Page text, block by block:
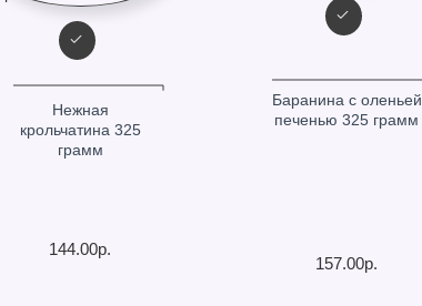
Нежная
крольчатина 325
грамм
144.00р.
Баранина с оленьей
печенью 325 грамм
157.00р.